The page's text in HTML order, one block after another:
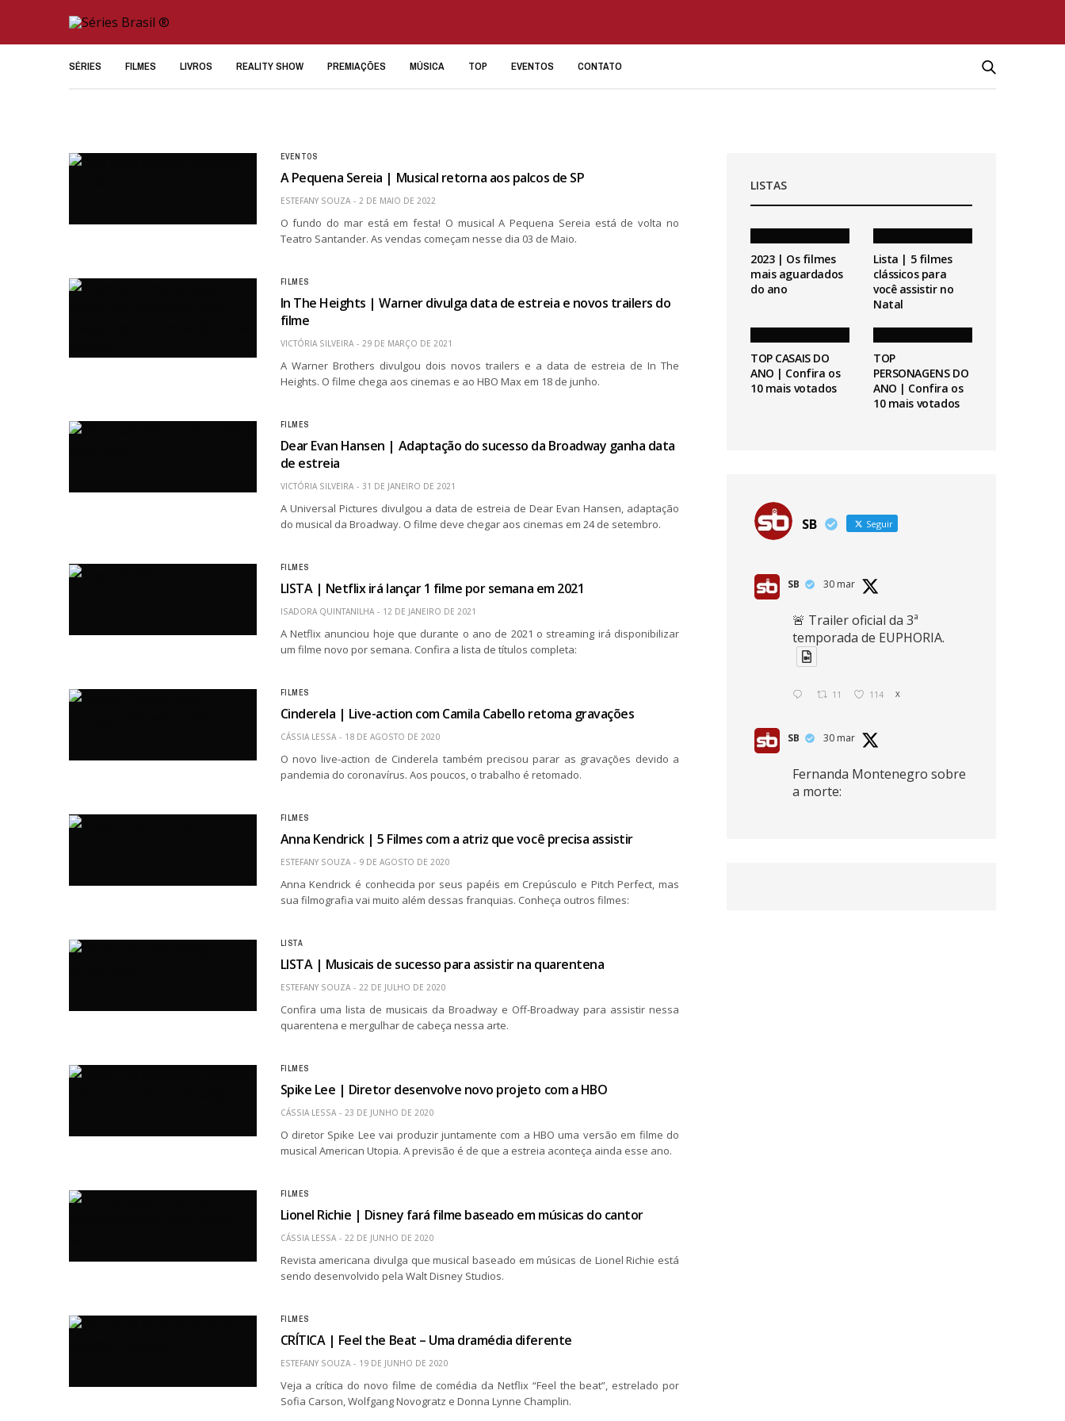
SÉRIES FILMES LIVROS REALITY SHOW PREMIAÇÕES MÚSICA TOP EVENTOS CONTATO
EVENTOS
A Pequena Sereia | Musical retorna aos palcos de SP
ESTEFANY SOUZA 2 DE MAIO DE 2022
O fundo do mar está em festa! O musical A Pequena Sereia está de volta no
Teatro Santander. As vendas começam nesse dia 03 de Maio.
FILMES
In The Heights | Warner divulga data de estreia e novos trailers do
filme
VICTÓRIA SILVEIRA 29 DE MARÇO DE 2021
A Warner Brothers divulgou dois novos trailers e a data de estreia de In The
Heights. O filme chega aos cinemas e ao HBO Max em 18 de junho.
FILMES
Dear Evan Hansen | Adaptação do sucesso da Broadway ganha data
de estreia
VICTÓRIA SILVEIRA 31 DE JANEIRO DE 2021
A Universal Pictures divulgou a data de estreia de Dear Evan Hansen, adaptação
do musical da Broadway. O filme deve chegar aos cinemas em 24 de setembro.
FILMES
LISTA | Netflix irá lançar 1 filme por semana em 2021
ISADORA QUINTANILHA 12 DE JANEIRO DE 2021
A Netflix anunciou hoje que durante o ano de 2021 o streaming irá disponibilizar
um filme novo por semana. Confira a lista de títulos completa:
FILMES
Cinderela | Live-action com Camila Cabello retoma gravações
CÁSSIA LESSA 18 DE AGOSTO DE 2020
O novo live-action de Cinderela também precisou parar as gravações devido a
pandemia do coronavírus. Aos poucos, o trabalho é retomado.
FILMES
Anna Kendrick | 5 Filmes com a atriz que você precisa assistir
ESTEFANY SOUZA 9 DE AGOSTO DE 2020
Anna Kendrick é conhecida por seus papéis em Crepúsculo e Pitch Perfect, mas
sua filmografia vai muito além dessas franquias. Conheça outros filmes:
LISTA
LISTA | Musicais de sucesso para assistir na quarentena
ESTEFANY SOUZA 22 DE JULHO DE 2020
Confira uma lista de musicais da Broadway e Off-Broadway para assistir nessa
quarentena e mergulhar de cabeça nessa arte.
FILMES
Spike Lee | Diretor desenvolve novo projeto com a HBO
CÁSSIA LESSA 23 DE JUNHO DE 2020
O diretor Spike Lee vai produzir juntamente com a HBO uma versão em filme do
musical American Utopia. A previsão é de que a estreia aconteça ainda esse ano.
FILMES
Lionel Richie | Disney fará filme baseado em músicas do cantor
CÁSSIA LESSA 22 DE JUNHO DE 2020
Revista americana divulga que musical baseado em músicas de Lionel Richie está
sendo desenvolvido pela Walt Disney Studios.
FILMES
CRÍTICA | Feel the Beat – Uma dramédia diferente
ESTEFANY SOUZA 19 DE JUNHO DE 2020
Veja a crítica do novo filme de comédia da Netflix “Feel the beat”, estrelado por
Sofia Carson, Wolfgang Novogratz e Donna Lynne Champlin.
LISTAS
2023 | Os filmes
mais aguardados
do ano
Lista | 5 filmes
clássicos para
você assistir no
Natal
TOP CASAIS DO
ANO | Confira os
10 mais votados
TOP
PERSONAGENS DO
ANO | Confira os
10 mais votados
SB Seguir
SB 30 mar
🚨 Trailer oficial da 3ª
temporada de EUPHORIA.
11 114 X
SB 30 mar
Fernanda Montenegro sobre
a morte: